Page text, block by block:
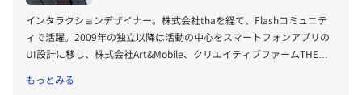
インタラクションデザイナー。株式会社thaを経て、Flashコミュニテ
ィで活躍。2009年の独立以降は活動の中心をスマートフォンアプリの
UI設計に移し、株式会社Art&Mobile、クリエイティブファームTHE
リーを行う。執筆、講演などでも精力的に活動。
もっとみる